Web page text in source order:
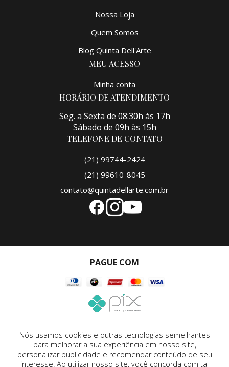
Nossa Loja
Quem Somos
Blog Quinta Dell'Arte
MEU ACESSO
Minha conta
HORÁRIO DE ATENDIMENTO
Seg. a Sexta de 08:30h às 17h
Sábado de 09h às 15h
TELEFONE DE CONTATO
(21) 99744-2424
(21) 99610-8045
contato@quintadellarte.com.br
PAGUE COM
SEGURANÇA
Nós usamos cookies e outras tecnologias semelhantes
para melhorar a sua experiência em nosso site,
personalizar publicidade e recomendar conteúdo de seu
interesse. Ao utilizar nosso site, você concorda com tal